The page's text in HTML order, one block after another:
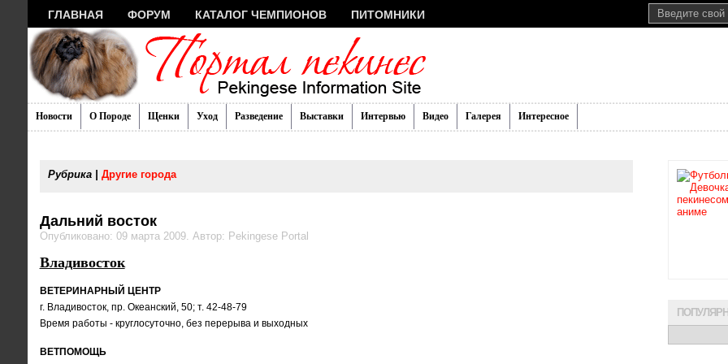
ГЛАВНАЯ ФОРУМ КАТАЛОГ ЧЕМПИОНОВ ПИТОМНИКИ
Новости О Породе Щенки Уход Разведение Выставки Интервью Видео Галерея Интересное
Рубрика | Другие города
Дальний восток
Опубликовано: 09 марта 2009. Автор: Pekingese Portal
Владивосток
ВЕТЕРИНАРНЫЙ ЦЕНТР
г. Владивосток, пр. Океанский, 50; т. 42-48-79
Время работы - круглосуточно, без перерыва и выходных
ВЕТПОМОЩЬ